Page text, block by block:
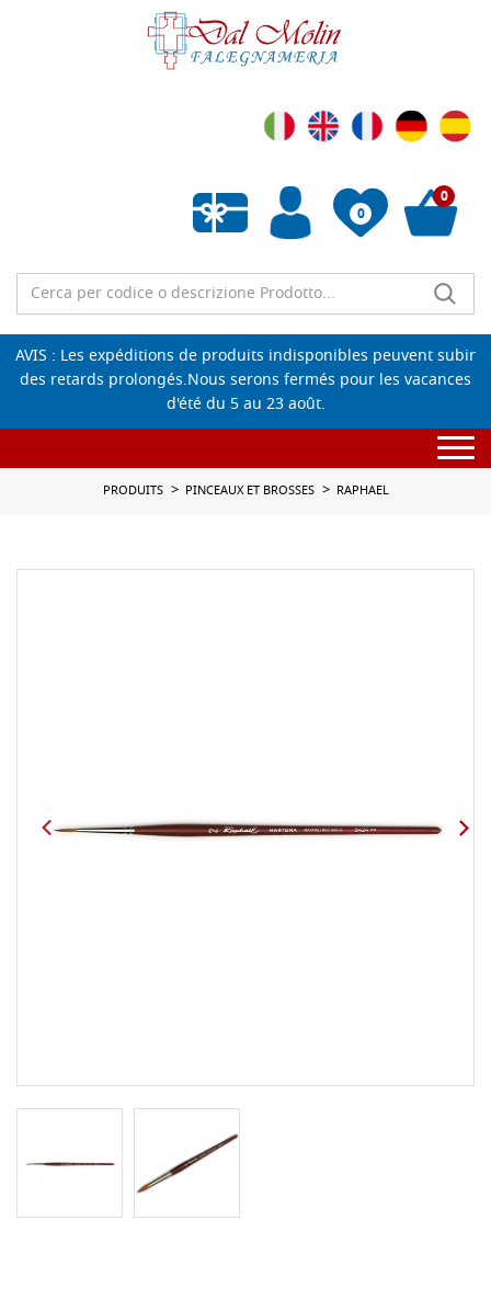
0
Liste de souhaits vide
0
AVIS : Les expéditions de produits indisponibles peuvent subir
des retards prolongés.Nous serons fermés pour les vacances
d'été du 5 au 23 août.
PRODUITS PINCEAUX ET BROSSES RAPHAEL